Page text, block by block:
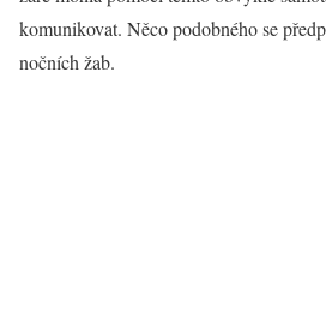
komunikovat. Něco podobného se
nočních žab.